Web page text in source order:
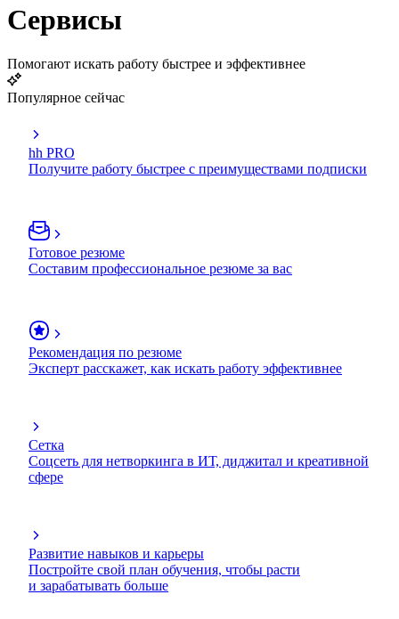
Сервисы
Помогают искать работу быстрее и эффективнее
Популярное сейчас
hh PRO
Получите работу быстрее с преимуществами подписки
Готовое резюме
Составим профессиональное резюме за вас
Рекомендация по резюме
Эксперт расскажет, как искать работу эффективнее
Сетка
Соцсеть для нетворкинга в ИТ, диджитал и креативной
сфере
Развитие навыков и карьеры
Постройте свой план обучения, чтобы расти
и зарабатывать больше